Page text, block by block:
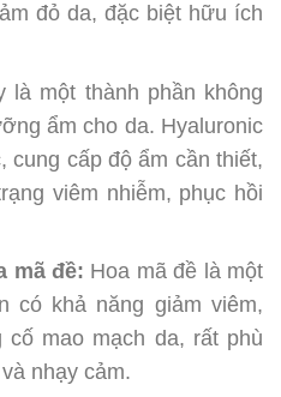
đỏ da, đặc biệt hữu ích
là một thành phần không
ẩm cho da. Hyaluronic
cung cấp độ ẩm cần thiết,
viêm nhiễm, phục hồi
mã đề: Hoa mã đề là một
có khả năng giảm viêm,
cố mao mạch da, rất phù
nhạy cảm.